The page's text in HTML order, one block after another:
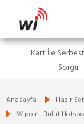
Kart İle
Sorgu
Anasayfa Hazir
Wipoint Bulut